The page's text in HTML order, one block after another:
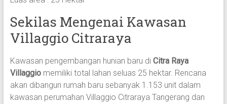
Sekilas Mengenai Kawasan
Villaggio Citraraya
Kawasan pengembangan hunian baru di Citra Raya
Villaggiomemiliki total lahan seluas 25 hektar. Rencana
akan dibangun rumah baru sebanyak 1.153 unit dalam
kawasan perumahan Villaggio Citraraya Tangerang dan